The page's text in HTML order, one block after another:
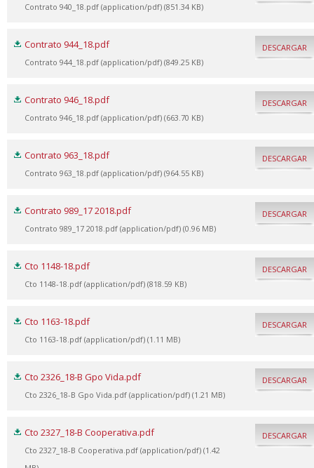
Contrato 940_18.pdf (application/pdf) (851.34 KB)
Contrato 944_18.pdf
Contrato 944_18.pdf (application/pdf) (849.25 KB)
DESCARGAR
Contrato 946_18.pdf
Contrato 946_18.pdf (application/pdf) (663.70 KB)
DESCARGAR
Contrato 963_18.pdf
Contrato 963_18.pdf (application/pdf) (964.55 KB)
DESCARGAR
Contrato 989_17 2018.pdf
Contrato 989_17 2018.pdf (application/pdf) (0.96 MB)
DESCARGAR
Cto 1148-18.pdf
Cto 1148-18.pdf (application/pdf) (818.59 KB)
DESCARGAR
Cto 1163-18.pdf
Cto 1163-18.pdf (application/pdf) (1.11 MB)
DESCARGAR
Cto 2326_18-B Gpo Vida.pdf
Cto 2326_18-B Gpo Vida.pdf (application/pdf) (1.21 MB)
DESCARGAR
Cto 2327_18-B Cooperativa.pdf
Cto 2327_18-B Cooperativa.pdf (application/pdf) (1.42
DESCARGAR